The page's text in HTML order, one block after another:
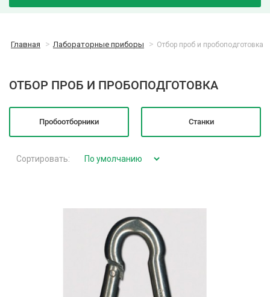
Главная Лабораторные приборы Отбор проб и пробоподготовка
ОТБОР ПРОБ И ПРОБОПОДГОТОВКА
Пробоотборники Станки
Сортировать: